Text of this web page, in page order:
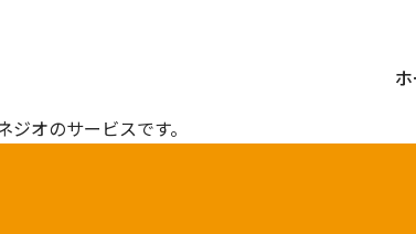
オのサービスです。